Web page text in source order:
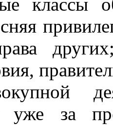
классы
уже за